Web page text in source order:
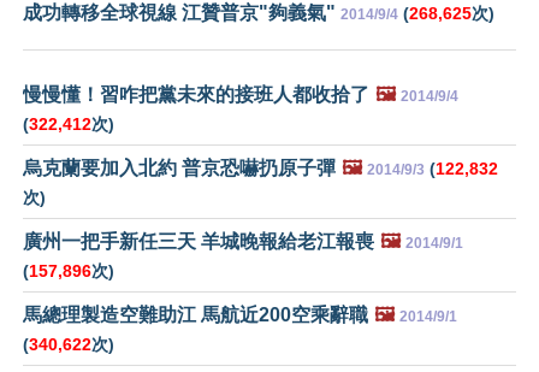
成功轉移全球視線 江贊普京"夠義氣" 2014/9/4 (268,625次)
慢慢懂！習咋把黨未來的接班人都收拾了 🖼️ 2014/9/4
(322,412次)
烏克蘭要加入北約 普京恐嚇扔原子彈 🖼️ 2014/9/3 (122,832
次)
廣州一把手新任三天 羊城晚報給老江報喪 🖼️ 2014/9/1
(157,896次)
馬總理製造空難助江 馬航近200空乘辭職 🖼️ 2014/9/1
(340,622次)